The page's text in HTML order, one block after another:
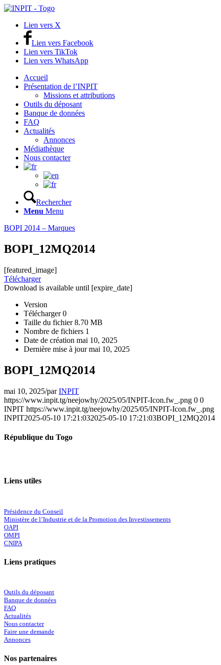
Lien vers X
Lien vers Facebook
Lien vers TikTok
Lien vers WhatsApp
Accueil
Présentation de l’INPIT
Missions et attributions
Outils du déposant
Banque de données
FAQ
Actualités
Annonces
Médiathèque
Nous contacter
Rechercher
Menu Menu
BOPI 2014 – Marques
BOPI_12MQ2014
[featured_image]
Télécharger
Download is available until [expire_date]
Version
Télécharger0
Taille du fichier8.70 MB
Nombre de fichiers 1
Date de création mai 10, 2025
Dernière mise à jourmai 10, 2025
BOPI_12MQ2014
mai 10, 2025/parINPIT
https://www.inpit.tg/neejowhy/2025/05/INPIT-Icon.fw_.png 0 0
INPIT https://www.inpit.tg/neejowhy/2025/05/INPIT-Icon.fw_.png
INPIT2025-05-10 17:21:032025-05-10 17:21:03BOPI_12MQ2014
République du Togo
Liens utiles
Présidence du Conseil
Ministère de l’Industrie et de la Promotion des Investissements
OAPI
OMPI
CNIPA
Liens pratiques
Outils du déposant
Banque de données
FAQ
Actualités
Nous contacter
Faire une demande
Annonces
Nos partenaires